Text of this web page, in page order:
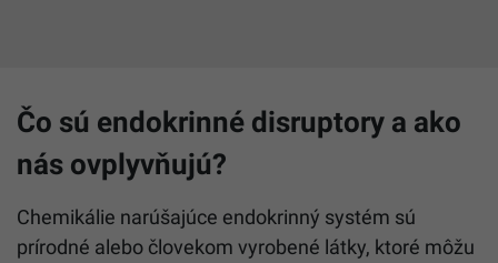
Čo sú endokrinné disruptory a ako
nás ovplyvňujú?
Chemikálie narúšajúce endokrinný systém sú
prírodné alebo človekom vyrobené látky, ktoré môžu